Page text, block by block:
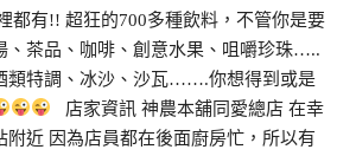
都有!! 超狂的700多種飲料，不管你是要
、茶品、咖啡、創意水果、咀嚼珍珠…..
類特調、冰沙、沙瓦…….你想得到或是
店家資訊 神農本舖同愛總店 在幸
附近 因為店員都在後面廚房忙，所以有